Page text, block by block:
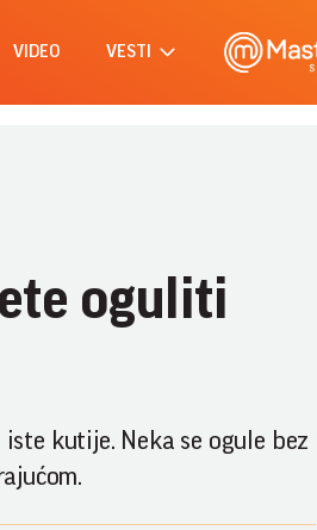
VIDEO VESTI
oguliti
kutije. Neka se ogule bez